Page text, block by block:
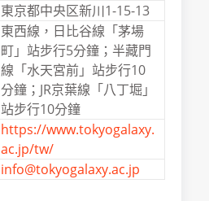
東京都中央区新川1-15-13
東西線，日比谷線「茅場
町」站步行5分鐘；半藏門
線「水天宮前」站步行10
分鐘；JR京葉線「八丁堀」
站步行10分鐘
https://www.tokyogalaxy.
ac.jp/tw/
info@tokyogalaxy.ac.jp